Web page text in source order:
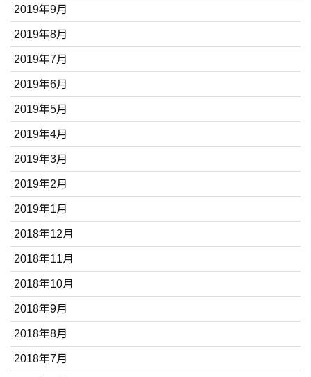
2019年9月
2019年8月
2019年7月
2019年6月
2019年5月
2019年4月
2019年3月
2019年2月
2019年1月
2018年12月
2018年11月
2018年10月
2018年9月
2018年8月
2018年7月